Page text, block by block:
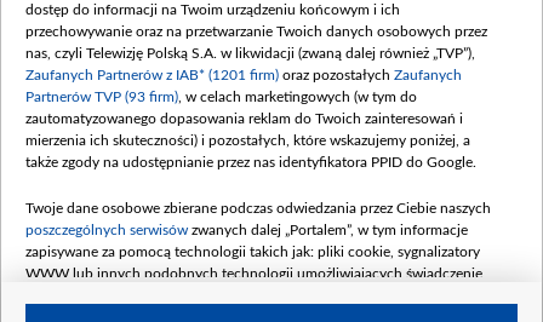
dostęp do informacji na Twoim urządzeniu końcowym i ich
przechowywanie oraz na przetwarzanie Twoich danych osobowych przez
nas, czyli Telewizję Polską S.A. w likwidacji (zwaną dalej również „TVP”),
Zaufanych Partnerów z IAB* (1201 firm) oraz pozostałych Zaufanych
Partnerów TVP (93 firm) , w celach marketingowych (w tym do
zautomatyzowanego dopasowania reklam do Twoich zainteresowań i
mierzenia ich skuteczności) i pozostałych, które wskazujemy poniżej, a
także zgody na udostępnianie przez nas identyfikatora PPID do Google.
Twoje dane osobowe zbierane podczas odwiedzania przez Ciebie naszych
poszczególnych serwisów zwanych dalej „Portalem”, w tym informacje
zapisywane za pomocą technologii takich jak: pliki cookie, sygnalizatory
WWW lub innych podobnych technologii umożliwiających świadczenie